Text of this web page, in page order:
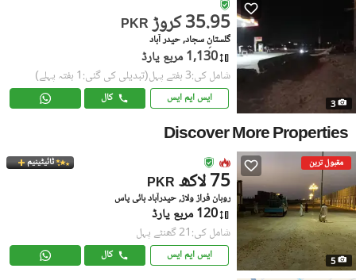
3
PKR 35.95 کروڑ
گلستانِ سجاد, حیدر آباد
1,130 مربع یارڈ
شامل کی:3 ہفتے پہل (تبدیلی کی گئی:1 ہفتہ پہلے)
ایس ایم ایس کال
Discover More Properties
مقبول ترین
5
ٹائیٹینیم
PKR 75 لاکھ
روہان فراز ولاز, حیدرآباد بائی پاس
120 مربع یارڈ
شامل کی:21 گھنٹے پہل
ایس ایم ایس کال